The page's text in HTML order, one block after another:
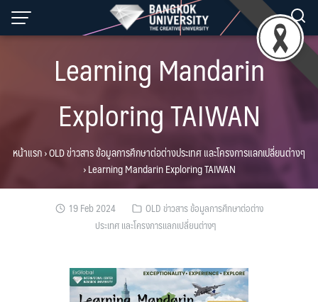
Skip
Learning Mandarin
Exploring TAIWAN
หน้าแรก›OLD ข่าวสาร ข้อมูลการศึกษาต่อต่างประเทศ และโครงการแลกเปลี่ยนต่างๆ
›Learning Mandarin Exploring TAIWAN
19 Feb 2024
OLD ข่าวสาร ข้อมูลการศึกษาต่อต่าง
ประเทศ และโครงการแลกเปลี่ยนต่างๆ